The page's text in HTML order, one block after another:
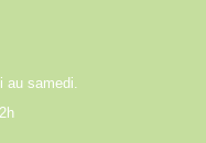
au samedi.